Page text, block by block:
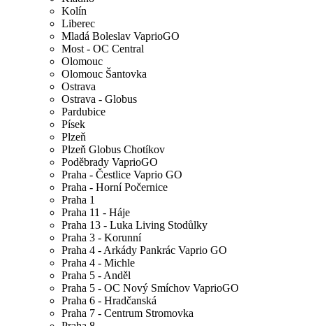
Kolín
Liberec
Mladá Boleslav VaprioGO
Most - OC Central
Olomouc
Olomouc Šantovka
Ostrava
Ostrava - Globus
Pardubice
Písek
Plzeň
Plzeň Globus Chotíkov
Poděbrady VaprioGO
Praha - Čestlice Vaprio GO
Praha - Horní Počernice
Praha 1
Praha 11 - Háje
Praha 13 - Luka Living Stodůlky
Praha 3 - Korunní
Praha 4 - Arkády Pankrác Vaprio GO
Praha 4 - Michle
Praha 5 - Anděl
Praha 5 - OC Nový Smíchov VaprioGO
Praha 6 - Hradčanská
Praha 7 - Centrum Stromovka